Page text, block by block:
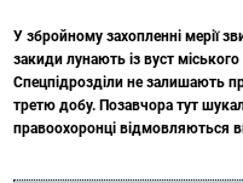
У збройному захопленні мерії
закиди лунають із вуст
Спецпідрозділи не залишають
третю добу. Позавчора тут
правоохоронці відмовляються